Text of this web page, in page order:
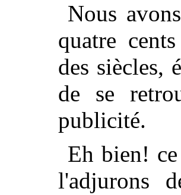
Nous
quatre
des siècles,
de se
publicité.
Eh bien!
l'adjurons